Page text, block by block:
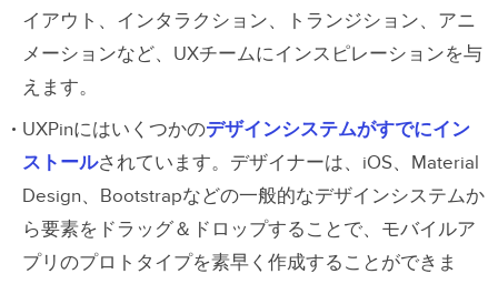
イアウト、インタラクション、トランジション、アニ
メーションなど、UXチームにインスピレーションを与
えます。
UXPinにはいくつかのデザインシステムがすでにイン
ストールされています。デザイナーは、iOS、Material
Design、Bootstrapなどの一般的なデザインシステムか
ら要素をドラッグ＆ドロップすることで、モバイルア
プリのプロトタイプを素早く作成することができま